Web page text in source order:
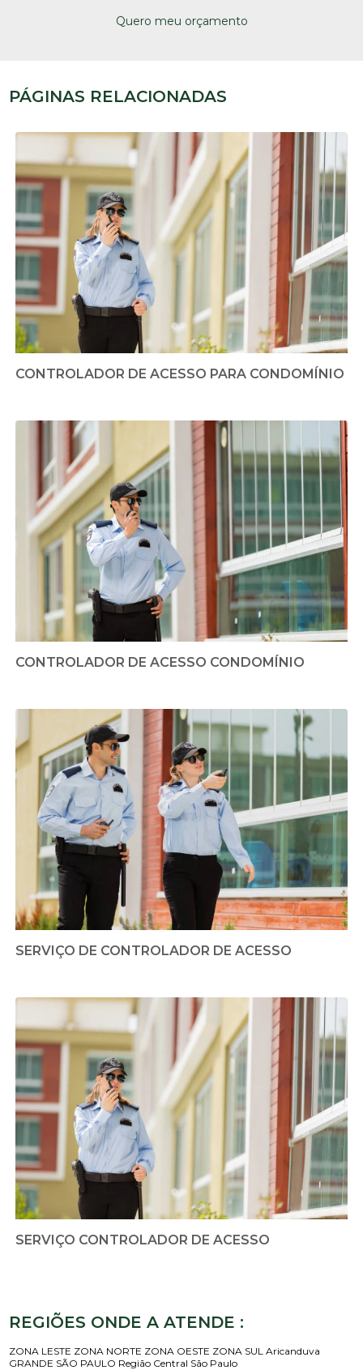
Quero meu orçamento
PÁGINAS RELACIONADAS
CONTROLADOR DE ACESSO PARA CONDOMÍNIO
CONTROLADOR DE ACESSO CONDOMÍNIO
SERVIÇO DE CONTROLADOR DE ACESSO
SERVIÇO CONTROLADOR DE ACESSO
REGIÕES ONDE A ATENDE :
ZONA LESTE ZONA NORTE ZONA OESTE ZONA SUL Aricanduva
GRANDE SÃO PAULO Região Central São Paulo